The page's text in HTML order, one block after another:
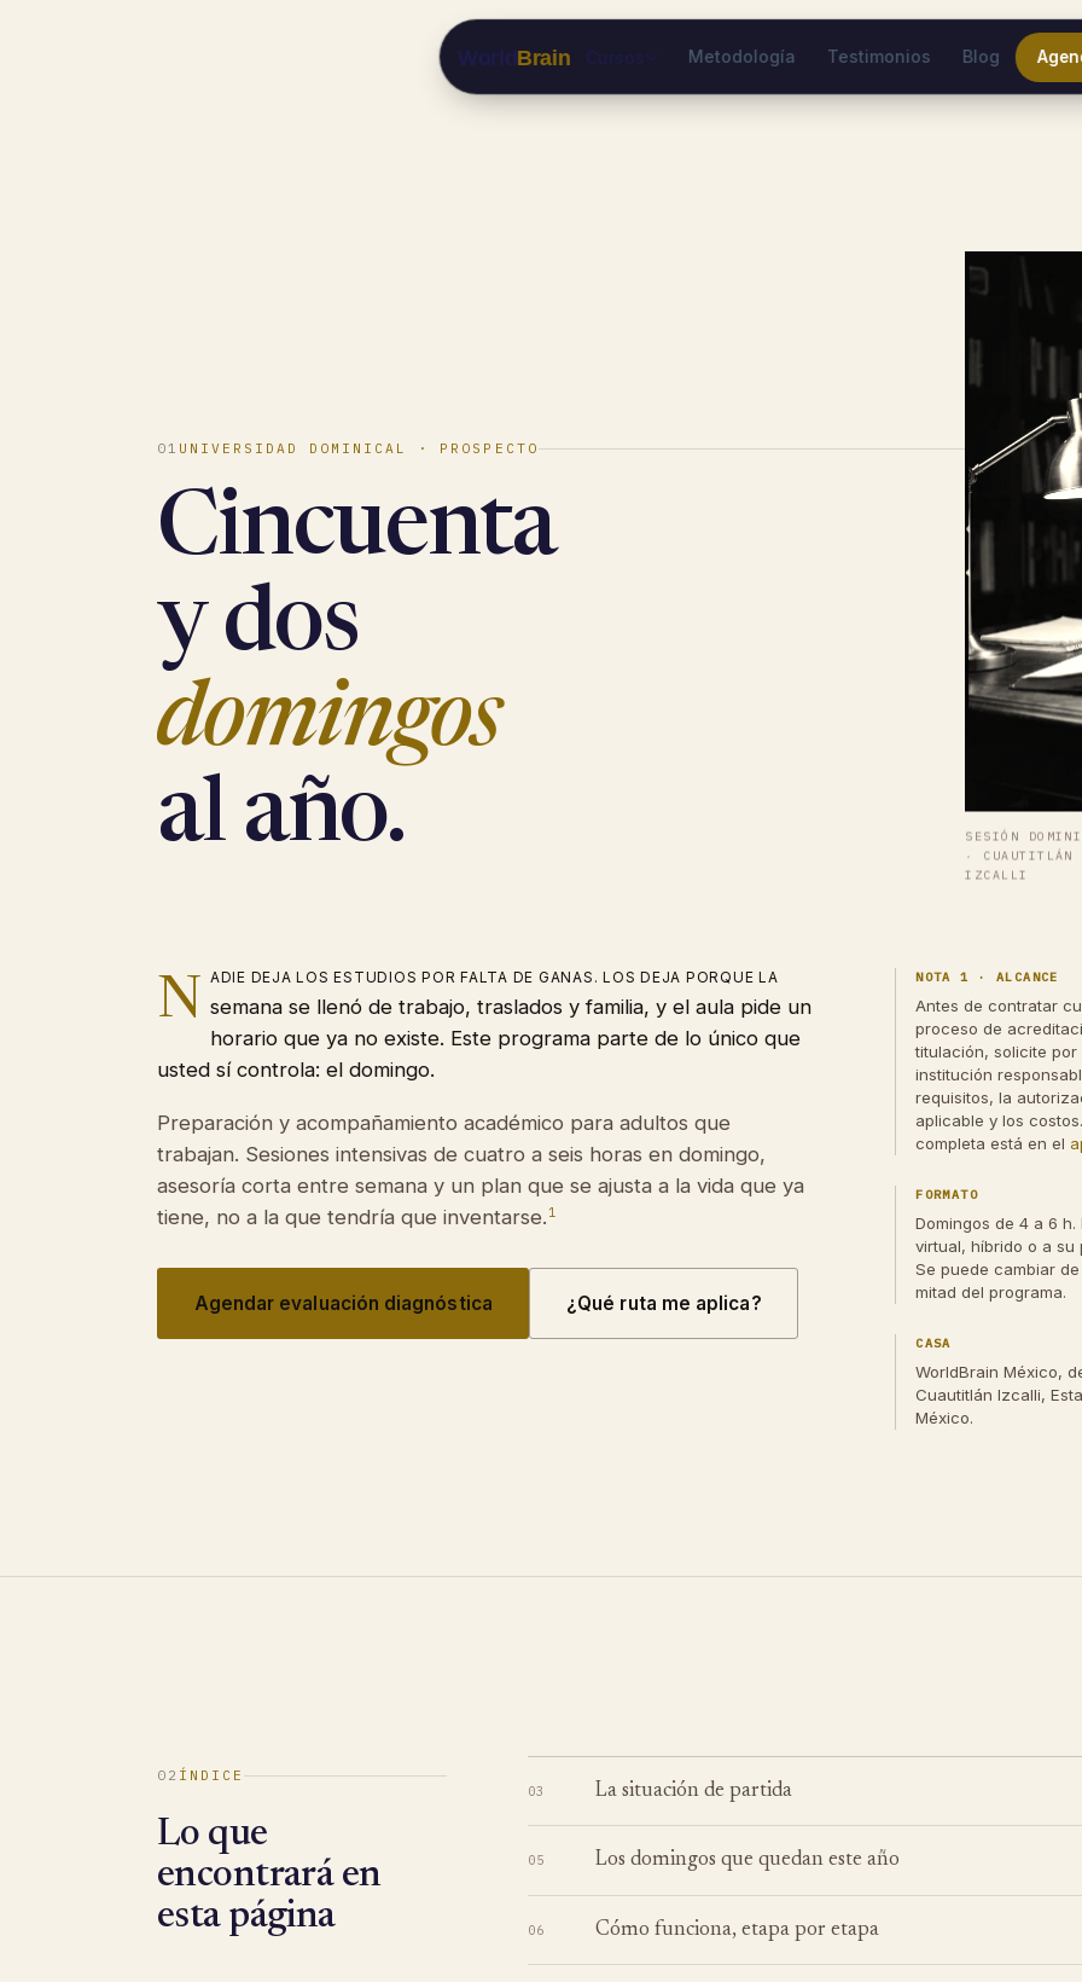
WorldBrain Cursos Metodología Testimonios Blog
01 UNIVERSIDAD DOMINICAL · PROSPECTO
Cincuenta
y dos
domingos
al año.
SESIÓN
· CUAUTITLÁN
IZCALLI
N adie deja los estudios por falta de ganas. Los deja porque la
semana se llenó de trabajo, traslados y familia, y el aula pide un
horario que ya no existe. Este programa parte de lo único que
usted sí controla: el domingo.
Preparación y acompañamiento académico para adultos que
trabajan. Sesiones intensivas de cuatro a seis horas en domingo,
asesoría corta entre semana y un plan que se ajusta a la vida que ya
tiene, no a la que tendría que inventarse. 1
Agendar evaluación diagnóstica ¿Qué ruta me aplica?
NOTA 1 · ALCANCE
Antes de contratar
proceso de
titulación, solicite
institución
requisitos, la
aplicable y los
completa está en el
FORMATO
Domingos de 4 a 6 h.
virtual, híbrido o a su
Se puede cambiar
mitad del programa.
CASA
WorldBrain México,
Cuautitlán Izcalli,
México.
02 ÍNDICE
Lo que
encontrará en
esta página
03 La situación de partida
05 Los domingos que quedan este año
06 Cómo funciona, etapa por etapa